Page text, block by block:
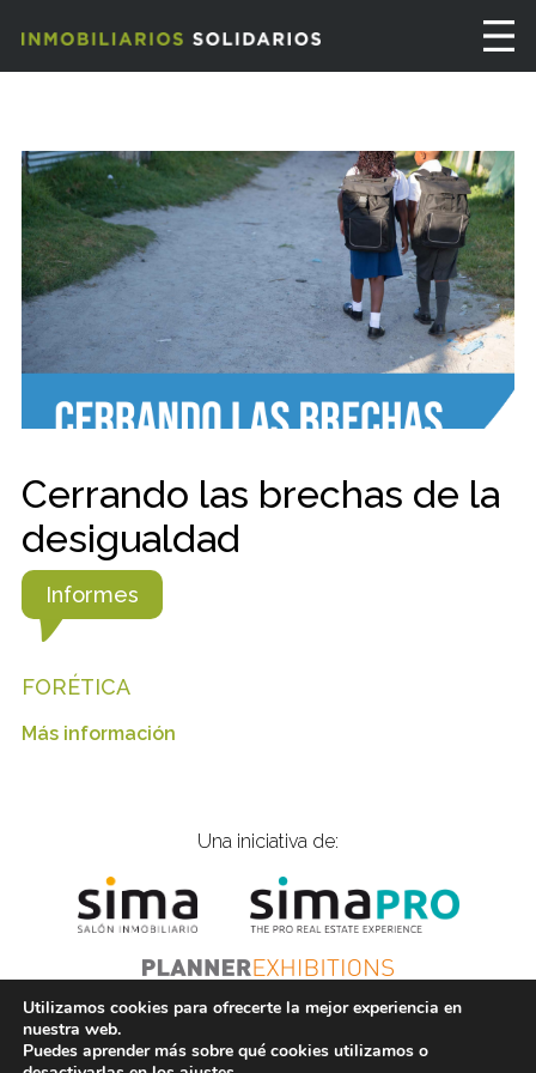
Cerrando las brechas de la
desigualdad
Informes
FORÉTICA
Más información
Una iniciativa de:
© 2021 Inmobiliarios Solidarios |is@gplanner.com |
Utilizamos cookies para ofrecerte la mejor experiencia en
nuestra web.
Puedes aprender más sobre qué cookies utilizamos o